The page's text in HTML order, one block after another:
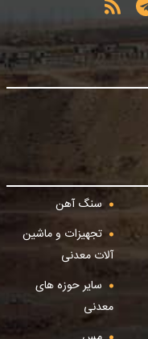
سنگ آهن
تجهیزات و ماشین
آلات معدنی
سایر حوزه های
معدنی